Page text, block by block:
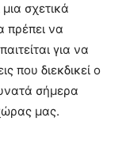
σχετικά
πρέπει να
για να
που διεκδικεί ο
σήμερα
μας.